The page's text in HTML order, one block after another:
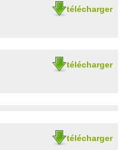
télécharger
télécharger
télécharger